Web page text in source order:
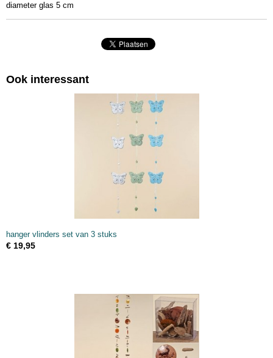
diameter glas 5 cm
Ook interessant
hanger vlinders set van 3 stuks
€ 19,95